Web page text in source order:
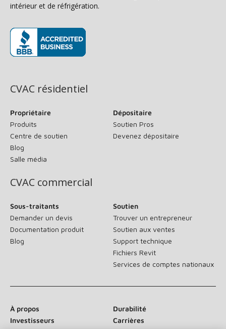
intérieur et de réfrigération.
CVAC résidentiel
Propriétaire
Produits
Centre de soutien
Blog
Salle média
Dépositaire
Soutien Pros
Devenez dépositaire
CVAC commercial
Sous-traitants
Demander un devis
Documentation produit
Blog
Soutien
Trouver un entrepreneur
Soutien aux ventes
Support technique
Fichiers Revit
Services de comptes nationaux
À propos
Durabilité
Investisseurs
Carrières